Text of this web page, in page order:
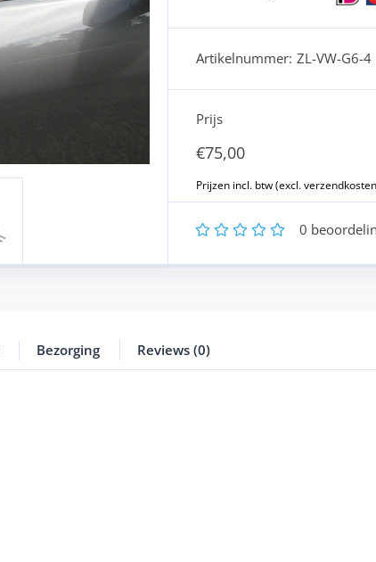
Artikelnummer: ZL-VW-G6-4
Prijs
€75,00
5
4
3
2 0
Bezorging Reviews (0)